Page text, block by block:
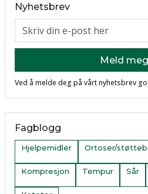
Nyhetsbrev
Ved å melde deg på vårt nyhetsbrev
Fagblogg
Hjelpemidler Ortoser/
Kompresjon Tempur Sår